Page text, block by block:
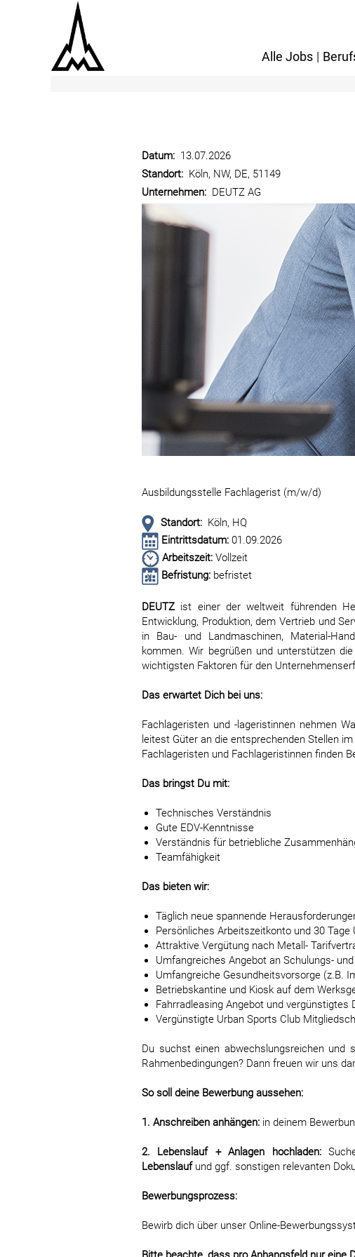
Alle Jobs |
Datum: 13.07.2026
Standort: Köln, NW, DE, 51149
Unternehmen: DEUTZ AG
Ausbildungsstelle Fachlagerist (m/w/d)
Standort: Köln, HQ
Eintrittsdatum:01.09.2026
Arbeitszeit: Vollzeit
Befristung: befristet
DEUTZ ist einer der weltweit führenden
Entwicklung, Produktion, dem Vertrieb und
in Bau- und Landmaschinen, Material-
kommen. Wir begrüßen und unterstützen
wichtigsten Faktoren für den
Das erwartet Dich bei uns:
Fachlageristen und -lageristinnen nehmen
leitest Güter an die entsprechenden Stellen
Fachlageristen und Fachlageristinnen finden
Das bringst Du mit:
Technisches Verständnis
Gute EDV-Kenntnisse
Verständnis für betriebliche
Teamfähigkeit
Das bieten wir:
Täglich neue spannende
Persönliches Arbeitszeitkonto und 30 Tage
Attraktive Vergütung nach Metall-
Umfangreiches Angebot an Schulungs-
Umfangreiche Gesundheitsvorsorge (z.B.
Betriebskantine und Kiosk auf dem
Fahrradleasing Angebot und vergünstigtes
Vergünstigte Urban Sports Club
Du suchst einen abwechslungsreichen und
Rahmenbedingungen? Dann freuen wir uns
So soll deine Bewerbung aussehen:
1. Anschreiben anhängen: in deinem
2. Lebenslauf + Anlagen hochladen:
Lebenslaufund ggf. sonstigen relevanten
Bewerbungsprozess:
Bewirb dich über unser Online-